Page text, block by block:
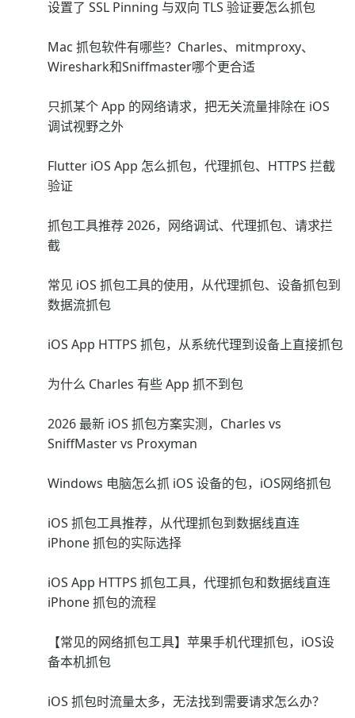
设置了 SSL Pinning 与双向 TLS 验证要怎么抓包
Mac 抓包软件有哪些？Charles、mitmproxy、
Wireshark和Sniffmaster哪个更合适
只抓某个 App 的网络请求，把无关流量排除在 iOS
调试视野之外
Flutter iOS App 怎么抓包，代理抓包、HTTPS 拦截
验证
抓包工具推荐 2026，网络调试、代理抓包、请求拦
截
常见 iOS 抓包工具的使用，从代理抓包、设备抓包到
数据流抓包
iOS App HTTPS 抓包，从系统代理到设备上直接抓包
为什么 Charles 有些 App 抓不到包
2026 最新 iOS 抓包方案实测，Charles vs
SniffMaster vs Proxyman
Windows 电脑怎么抓 iOS 设备的包，iOS网络抓包
iOS 抓包工具推荐，从代理抓包到数据线直连
iPhone 抓包的实际选择
iOS App HTTPS 抓包工具，代理抓包和数据线直连
iPhone 抓包的流程
【常见的网络抓包工具】苹果手机代理抓包，iOS设
备本机抓包
iOS 抓包时流量太多，无法找到需要请求怎么办？